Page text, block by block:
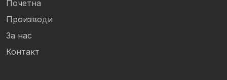
Почетна
Производи
За нас
Контакт